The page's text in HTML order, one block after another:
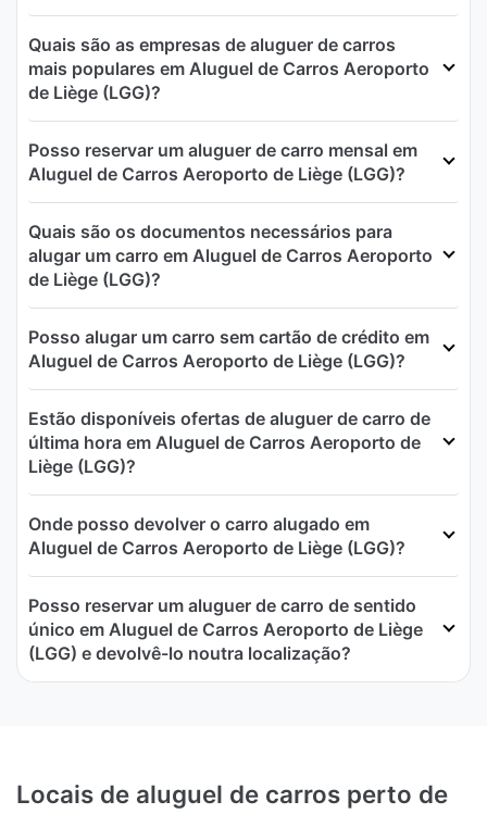
Quais são as empresas de aluguer de carros
mais populares em Aluguel de Carros Aeroporto
de Liège (LGG)?
Posso reservar um aluguer de carro mensal em
Aluguel de Carros Aeroporto de Liège (LGG)?
Quais são os documentos necessários para
alugar um carro em Aluguel de Carros Aeroporto
de Liège (LGG)?
Posso alugar um carro sem cartão de crédito em
Aluguel de Carros Aeroporto de Liège (LGG)?
Estão disponíveis ofertas de aluguer de carro de
última hora em Aluguel de Carros Aeroporto de
Liège (LGG)?
Onde posso devolver o carro alugado em
Aluguel de Carros Aeroporto de Liège (LGG)?
Posso reservar um aluguer de carro de sentido
único em Aluguel de Carros Aeroporto de Liège
(LGG) e devolvê-lo noutra localização?
Locais de aluguel de carros perto de